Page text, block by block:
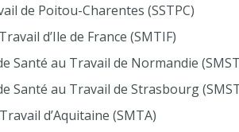
de Poitou-Charentes (SSTPC)
d’Ile de France (SMTIF)
Santé au Travail de Normandie
Santé au Travail de Strasbourg
d’Aquitaine (SMTA)